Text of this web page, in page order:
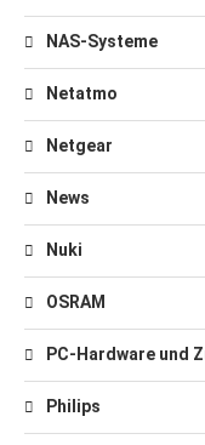
NAS-Systeme
Netatmo
Netgear
News
Nuki
OSRAM
PC-Hardware und
Philips